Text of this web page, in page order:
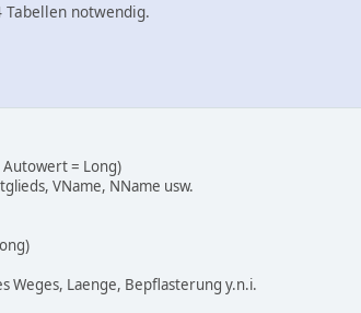
notwendig.
= Long)
VName, NName usw.
Weges, Laenge, Bepflasterung y.n.i.